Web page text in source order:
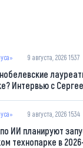
9 августа, 2026 15:37
Интервью с
9 августа, 2026 15:34
ИИ планируют
технопарке в